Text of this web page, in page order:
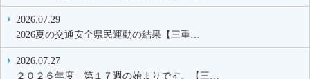
2026.07.29
2026夏の交通安全県民運動の結果【三重…
2026.07.27
２０２６年度 第１７週の始まりです。【三…